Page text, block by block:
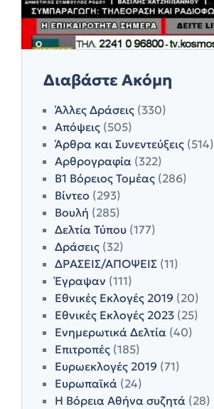
Διαβάστε Ακόμη
Άλλες Δράσεις (330)
Απόψεις (505)
Άρθρα και Συνεντεύξεις (514)
Αρθρογραφία (322)
Β1 Βόρειος Τομέας (286)
Βίντεο (293)
Βουλή (285)
Δελτία Τύπου (177)
Δράσεις (32)
ΔΡΑΣΕΙΣ/ΑΠΟΨΕΙΣ (11)
Έγραψαν (111)
Εθνικές Εκλογές 2019 (20)
Εθνικές Εκλογές 2023 (25)
Ενημερωτικά Δελτία (40)
Επιτροπές (185)
Ευρωεκλογές 2019 (71)
Ευρωπαϊκά (24)
Η Βόρεια Αθήνα συζητά (28)